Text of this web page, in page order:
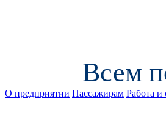
Всем
О предприятии Пассажирам Работа и